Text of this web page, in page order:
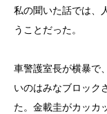
私の聞いた話では、
うことだった。
車警護室長が横暴で
いのはみなブロック
た。金載圭がカッカ